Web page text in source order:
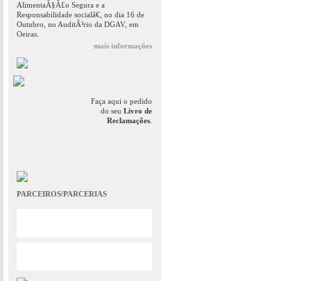
AlimentaÃ§Ã£o Segura e a
Responsabilidade socialâ€, no dia 16 de
Outubro, no AuditÃ³rio da DGAV, em
Oeiras.
mais informações
Faça aqui o pedido
do seu Livro de
Reclamações
PARCEIROS/PARCERIAS